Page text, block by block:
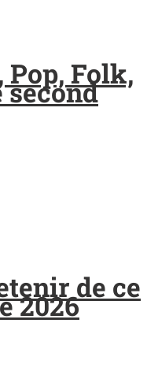
Pop, Folk,
de ce
2026